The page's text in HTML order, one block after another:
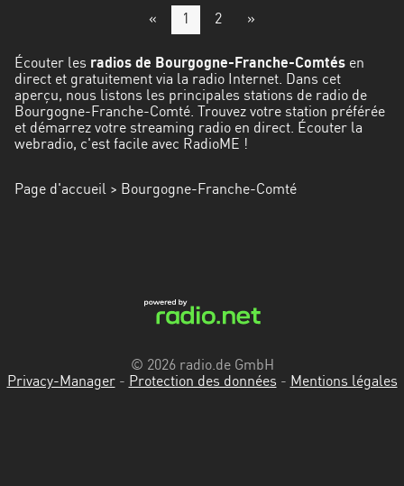
« 1 2 »
Écouter les radios de Bourgogne-Franche-Comtés en
direct et gratuitement via la radio Internet. Dans cet
aperçu, nous listons les principales stations de radio de
Bourgogne-Franche-Comté. Trouvez votre station préférée
et démarrez votre streaming radio en direct. Écouter la
webradio, c'est facile avec RadioME !
Page d'accueil > Bourgogne-Franche-Comté
© 2026 radio.de GmbH
Privacy-Manager- Protection des données - Mentions légales